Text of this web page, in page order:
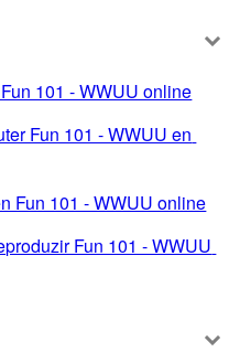
101 - WWUU online
Fun 101 - WWUU en
Fun 101 - WWUU online
Fun 101 - WWUU